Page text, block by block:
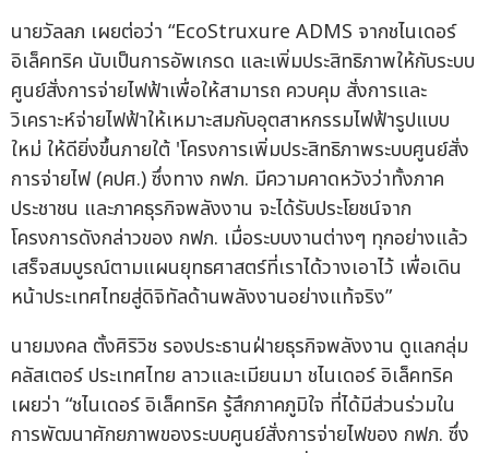
นายวัลลภ เผยต่อว่า “EcoStruxure ADMS จากชไนเดอร์
อิเล็คทริค นับเป็นการอัพเกรด และเพิ่มประสิทธิภาพให้กับระบบ
ศูนย์สั่งการจ่ายไฟฟ้าเพื่อให้สามารถ ควบคุม สั่งการและ
วิเคราะห์จ่ายไฟฟ้าให้เหมาะสมกับอุตสาหกรรมไฟฟ้ารูปแบบ
ใหม่ ให้ดียิ่งขึ้นภายใต้ 'โครงการเพิ่มประสิทธิภาพระบบศูนย์สั่ง
การจ่ายไฟ (คปศ.) ซึ่งทาง กฟภ. มีความคาดหวังว่าทั้งภาค
ประชาชน และภาคธุรกิจพลังงาน จะได้รับประโยชน์จาก
โครงการดังกล่าวของ กฟภ. เมื่อระบบงานต่างๆ ทุกอย่างแล้ว
เสร็จสมบูรณ์ตามแผนยุทธศาสตร์ที่เราได้วางเอาไว้ เพื่อเดิน
หน้าประเทศไทยสู่ดิจิทัลด้านพลังงานอย่างแท้จริง”
นายมงคล ตั้งศิริวิช รองประธานฝ่ายธุรกิจพลังงาน ดูแลกลุ่ม
คลัสเตอร์ ประเทศไทย ลาวและเมียนมา ชไนเดอร์ อิเล็คทริค
เผยว่า “ชไนเดอร์ อิเล็คทริค รู้สึกภาคภูมิใจ ที่ได้มีส่วนร่วมใน
การพัฒนาศักยภาพของระบบศูนย์สั่งการจ่ายไฟของ กฟภ. ซึ่ง